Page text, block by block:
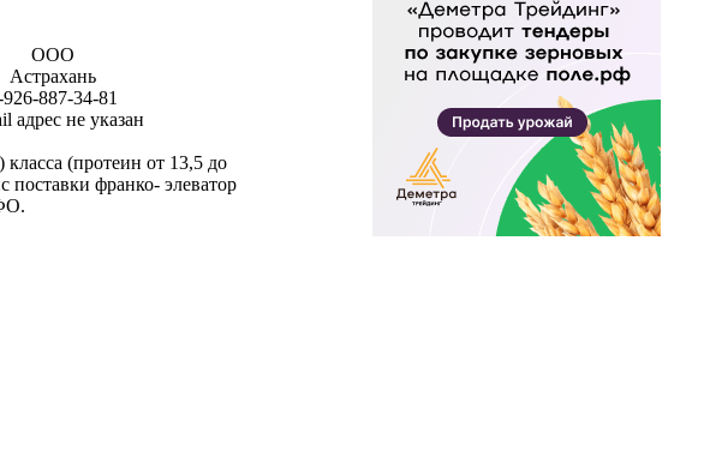
ООО
Астрахань
887-34-81
адрес не указан
(протеин от 13,5 до
франко- элеватор